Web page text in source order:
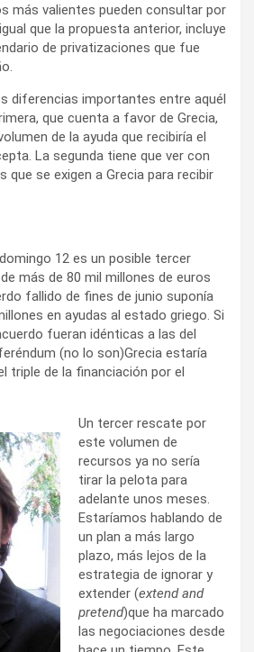
más valientes pueden consultar por
que la propuesta anterior, incluye
de privatizaciones que fue
diferencias importantes entre aquél
que cuenta a favor de Grecia,
de la ayuda que recibiría el
La segunda tiene que ver con
que se exigen a Grecia para recibir
12 es un posible tercer
más de 80 mil millones de euros
fallido de fines de junio suponía
en ayudas al estado griego. Si
fueran idénticas a las del
(no lo son)Grecia estaría
triple de la financiación por el
Un tercer rescate por
este volumen de
recursos ya no sería
tirar la pelota para
adelante unos meses.
Estaríamos hablando de
un plan a más largo
plazo, más lejos de la
estrategia de ignorar y
extender (extend and
pretend)que ha marcado
las negociaciones desde